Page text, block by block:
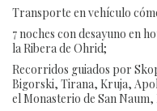
Transporte en vehículo
7 noches con desayuno en
la Ribera de Ohrid;
Recorridos guiados por
Bigorski, Tirana, Kruja,
el Monasterio de San